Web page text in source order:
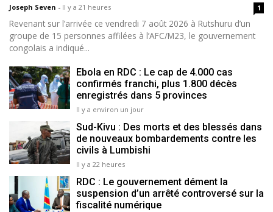
Joseph Seven - Il y a 21 heures 1
Revenant sur l’arrivée ce vendredi 7 août 2026 à Rutshuru d’un
groupe de 15 personnes affilées à l’AFC/M23, le gouvernement
congolais a indiqué...
Ebola en RDC : Le cap de 4.000 cas
confirmés franchi, plus 1.800 décès
enregistrés dans 5 provinces
Il y a environ un jour
Sud-Kivu : Des morts et des blessés dans
de nouveaux bombardements contre les
civils à Lumbishi
Il y a 22 heures
RDC : Le gouvernement dément la
suspension d’un arrêté controversé sur la
fiscalité numérique